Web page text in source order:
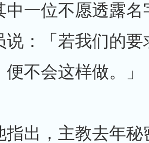
位不愿透露名
说：「若我们的要
便不会这样做。」
，主教去年秘